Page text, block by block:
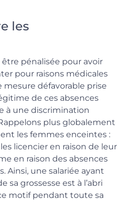
les
pénalisée pour avoir
pour raisons médicales
mesure défavorable prise
de ces absences
à une discrimination
plus globalement
les femmes enceintes :
licencier en raison de leur
en raison des absences
Ainsi, une salariée ayant
sa grossesse est à l’abri
motif pendant toute sa